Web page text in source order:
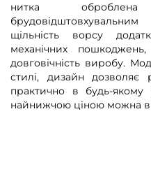
нитка
щільність ворсу
механічних пошкоджень,
довговічність виробу.
стилі, дизайн
практично в будь-якому
найнижчою ціною можна в